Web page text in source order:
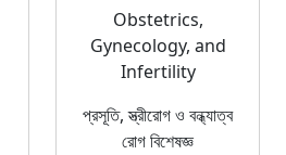
Obstetrics,
Gynecology, and
Infertility
প্রসূতি, স্ত্রীরোগ ও বন্ধ্যাত্ব
রোগ বিশেষজ্ঞ